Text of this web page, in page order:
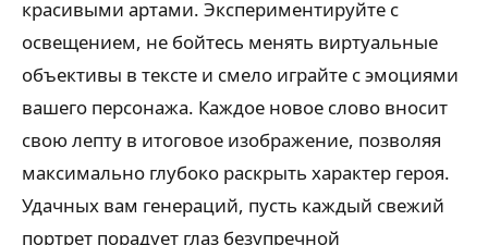
красивыми артами. Экспериментируйте с
освещением, не бойтесь менять виртуальные
объективы в тексте и смело играйте с эмоциями
вашего персонажа. Каждое новое слово вносит
свою лепту в итоговое изображение, позволяя
максимально глубоко раскрыть характер героя.
Удачных вам генераций, пусть каждый свежий
портрет порадует глаз безупречной